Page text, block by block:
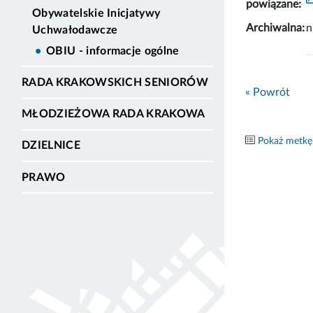
Obywatelskie Inicjatywy
Uchwałodawcze
OBIU - informacje ogólne
RADA KRAKOWSKICH SENIORÓW
MŁODZIEŻOWA RADA KRAKOWA
DZIELNICE
PRAWO
powiązane:
Archiwalna:
« Powrót
Pokaż metkę